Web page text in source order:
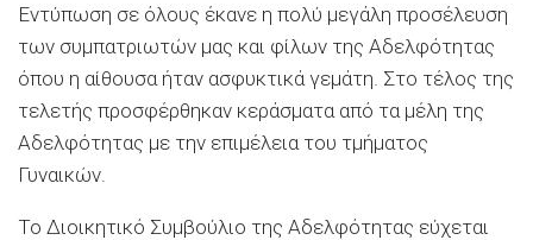
Εντύπωση σε όλους έκανε η πολύ μεγάλη προσέλευση
των συμπατριωτών μας και φίλων της Αδελφότητας
όπου η αίθουσα ήταν ασφυκτικά γεμάτη. Στο τέλος της
τελετής προσφέρθηκαν κεράσματα από τα μέλη της
Αδελφότητας με την επιμέλεια του τμήματος
Γυναικών.
Το Διοικητικό Συμβούλιο της Αδελφότητας εύχεται